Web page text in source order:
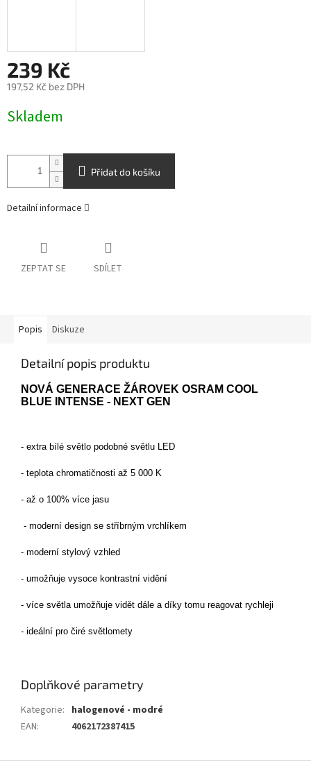
239 Kč
197,52 Kč bez DPH
cena:
Skladem
Přidat do košíku
Detailní informace
ZEPTAT SE SDÍLET
Popis Diskuze
Detailní popis produktu
NOVÁ GENERACE ŽÁROVEK OSRAM COOL
BLUE INTENSE - NEXT GEN
- extra bílé světlo podobné světlu LED
- teplota chromatičnosti až 5 000 K
- až o 100% více jasu
- moderní design se stříbrným vrchlíkem
- moderní stylový vzhled
- umožňuje vysoce kontrastní vidění
- více světla umožňuje vidět dále a díky tomu reagovat rychleji
- ideální pro čiré světlomety
Doplňkové parametry
Kategorie: halogenové - modré
EAN: 4062172387415